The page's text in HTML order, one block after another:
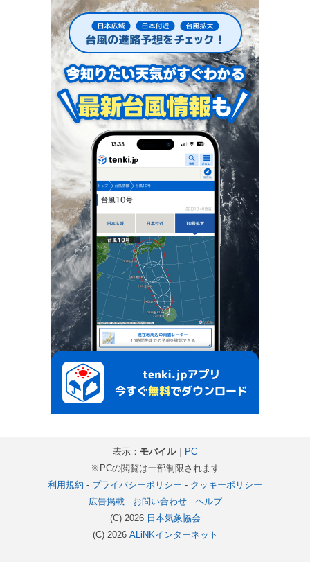
表示： モバイル｜ PC
※PCの閲覧は一部制限されます
利用規約 - プライバシーポリシー - クッキーポリシー
広告掲載- お問い合わせ- ヘルプ
(C) 2026 日本気象協会
(C) 2026 ALiNKインターネット